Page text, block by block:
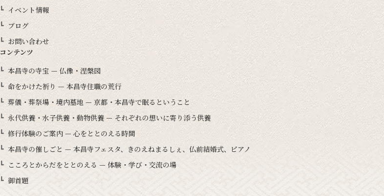
イベント情報
ブログ
お問い合わせ
コンテンツ
本昌寺の寺宝 — 仏像・涅槃図
命をかけた祈り — 本昌寺住職の荒行
葬儀・葬祭場・境内墓地 — 京都・本昌寺で眠るということ
永代供養・水子供養・動物供養 — それぞれの想いに寄り添う供養
修行体験のご案内 — 心をととのえる時間
本昌寺の催しごと — 本昌寺フェスタ、きのえねまるしぇ、仏前結婚式、ピアノ
こころとからだをととのえる — 体験・学び・交流の場
御首題